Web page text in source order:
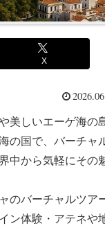
X
美しいエーゲ海の
の国で、バーチャ
中から気軽にその
のバーチャルツア
ン体験・アテネや